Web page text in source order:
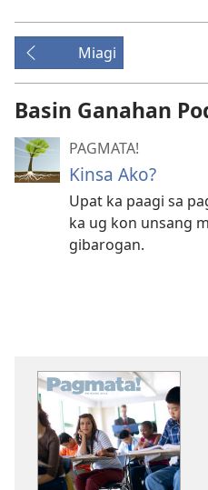
Miagi
Basin Ganahan
PAGMATA!
Kinsa Ako?
Upat ka paagi sa
ka ug kon unsang
gibarogan.